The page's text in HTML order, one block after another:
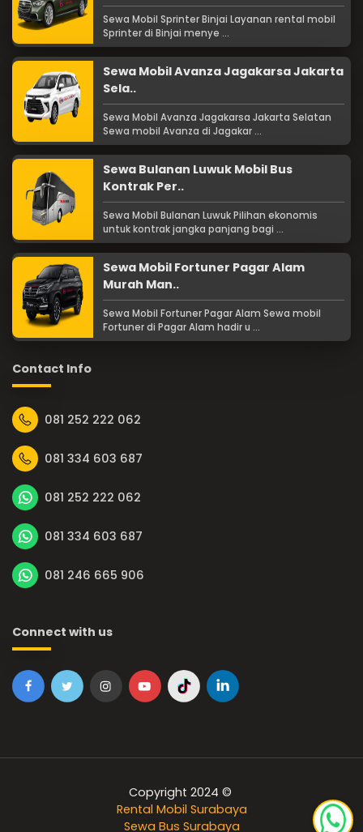
Sewa Mobil Sprinter Binjai Layanan rental mobil
Sprinter di Binjai menye ...
Sewa Mobil Avanza Jagakarsa Jakarta
Sela..
Sewa Mobil Avanza Jagakarsa Jakarta Selatan
Sewa mobil Avanza di Jagakar ...
Sewa Bulanan Luwuk Mobil Bus
Kontrak Per..
Sewa Mobil Bulanan Luwuk Pilihan ekonomis
untuk kontrak jangka panjang bagi ...
Sewa Mobil Fortuner Pagar Alam
Murah Man..
Sewa Mobil Fortuner Pagar Alam Sewa mobil
Fortuner di Pagar Alam hadir u ...
Contact Info
081 252 222 062
081 334 603 687
081 252 222 062
081 334 603 687
081 246 665 906
Connect with us
Copyright 2024 ©
Rental Mobil Surabaya
Sewa Bus Surabaya